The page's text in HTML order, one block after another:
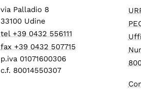
via Palladio 8
33100 Udine
tel +39 0432 556111
fax +39 0432 507715
p.iva 01071600306
c.f. 80014550307